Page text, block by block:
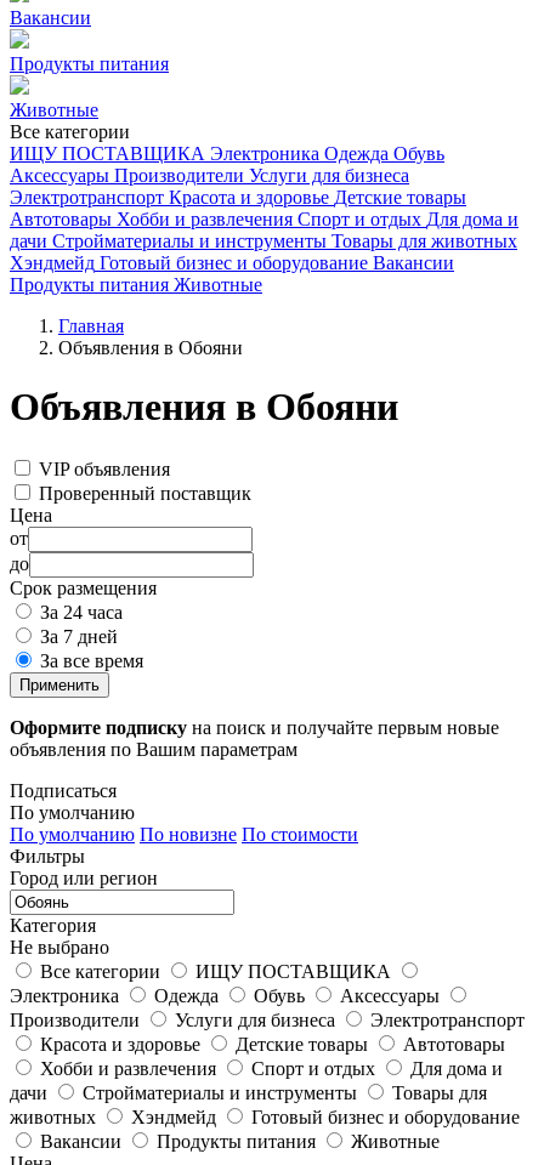
Вакансии
Продукты питания
Животные
Все категории
ИЩУ ПОСТАВЩИКА Электроника Одежда Обувь
Аксессуары Производители Услуги для бизнеса
Электротранспорт Красота и здоровье Детские товары
Автотовары Хобби и развлечения Спорт и отдых Для дома и
дачи Стройматериалы и инструменты Товары для животных
Хэндмейд Готовый бизнес и оборудование Вакансии
Продукты питания Животные
Главная
Объявления в Обояни
Объявления в Обояни
VIP объявления
Проверенный поставщик
Цена
от
до
Срок размещения
За 24 часа
За 7 дней
За все время
Применить
Оформите подписку на поиск и получайте первым новые
объявления по Вашим параметрам
Подписаться
По умолчанию
По умолчанию По новизне По стоимости
Фильтры
Город или регион
Категория
Не выбрано
Все категории
ИЩУ ПОСТАВЩИКА
Электроника
Одежда Обувь
Аксессуары
Производители
Услуги для бизнеса
Электротранспорт
Красота и здоровье
Детские товары
Автотовары
Хобби и развлечения
Спорт и отдых
Для дома и
дачи
Стройматериалы и инструменты
Товары для
животных
Хэндмейд
Готовый бизнес и оборудование
Вакансии
Продукты питания
Животные